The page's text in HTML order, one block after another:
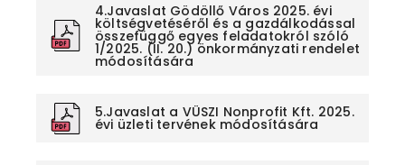
4.Javaslat Gödöllő Város 2025. évi
költségvetéséről és a gazdálkodással
összefüggő egyes feladatokról szóló
1/2025. (II. 20.) önkormányzati rendelet
módosítására
5.Javaslat a VÜSZI Nonprofit Kft. 2025.
évi üzleti tervének módosítására